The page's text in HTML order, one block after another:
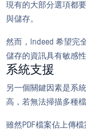
現有的大部分選項都
與儲存。
然而，Indeed 希望完
儲存的資訊具有敏感性
系統支援
另一個關鍵因素是系
高，若無法掃描多種
雖然PDF檔案佔上傳